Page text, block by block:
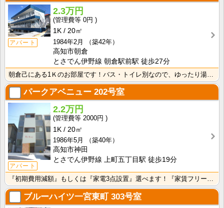
アパート
2.3万円
0円
1K
20㎡
1984年2月
（築42年）
高知市朝倉
とさでん伊野線 朝倉駅前駅 徒歩27分
パークアベニュー 202号室
アパート
2.2万円
2000円
1K
20㎡
1986年5月
（築40年）
高知市神田
とさでん伊野線 上町五丁目駅 徒歩19分
ブルーハイツ一宮東町303号室